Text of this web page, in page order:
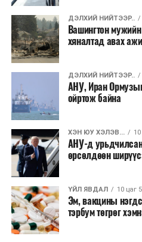
эхэлнэ.
2026 оны 9 дүгээр
үргэлжилнэ.
Оюутны дотуур байр
2026 оны 9 дүгээр
дотуур байранд
Сургууль,
зохицуулалт
2026 оны 8 дугаар
нийслэлийн бүх
байранд элсэлт,
арга хэмжээ зохион
ДЭЛХИЙ НИЙТЭЭР..
Вашингтон
хяналтад авах
ДЭЛХИЙ НИЙТЭЭР..
АНУ, Иран
ойртож байна
ХЭН ЮУ ХЭЛЭВ...
АНУ-д
өрсөлдөөн
ҮЙЛ ЯВДАЛ 10 цаг
Эм, вакцины
тэрбум төгрөг